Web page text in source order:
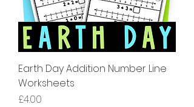
Earth Day Addition Number Line
Worksheets
ราคา
£4.00